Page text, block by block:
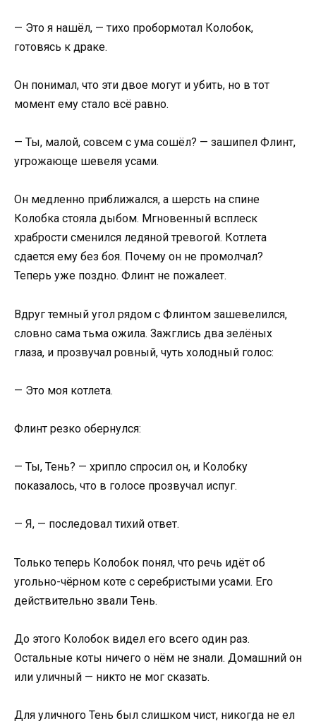
— Это я нашёл, — тихо пробормотал Колобок,
готовясь к драке.
Он понимал, что эти двое могут и убить, но в тот
момент ему стало всё равно.
— Ты, малой, совсем с ума сошёл? — зашипел Флинт,
угрожающе шевеля усами.
Он медленно приближался, а шерсть на спине
Колобка стояла дыбом. Мгновенный всплеск
храбрости сменился ледяной тревогой. Котлета
сдается ему без боя. Почему он не промолчал?
Теперь уже поздно. Флинт не пожалеет.
Вдруг темный угол рядом с Флинтом зашевелился,
словно сама тьма ожила. Зажглись два зелёных
глаза, и прозвучал ровный, чуть холодный голос:
— Это моя котлета.
Флинт резко обернулся:
— Ты, Тень? — хрипло спросил он, и Колобку
показалось, что в голосе прозвучал испуг.
— Я, — последовал тихий ответ.
Только теперь Колобок понял, что речь идёт об
угольно-чёрном коте с серебристыми усами. Его
действительно звали Тень.
До этого Колобок видел его всего один раз.
Остальные коты ничего о нём не знали. Домашний он
или уличный — никто не мог сказать.
Для уличного Тень был слишком чист, никогда не ел